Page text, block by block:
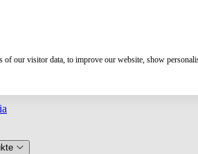
of our visitor data, to improve our website, show